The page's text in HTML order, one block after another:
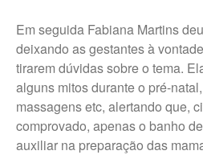
Em seguida Fabiana Martins
deixando as gestantes à
tirarem dúvidas sobre o tema.
alguns mitos durante o pré-
massagens etc, alertando que,
comprovado, apenas o banho
auxiliar na preparação das